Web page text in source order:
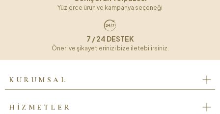
Yüzlerce ürün ve kampanya seçeneği
7 / 24 DESTEK
Öneri ve şikayetlerinizi bize iletebilirsiniz.
KURUMSAL
HİZMETLER